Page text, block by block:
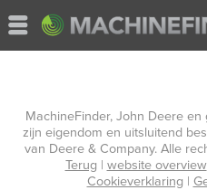
MachineFinder, John Deere
zijn eigendom en uitsluitend
van Deere & Company. Alle
Terug | website overview
Cookieverklaring |